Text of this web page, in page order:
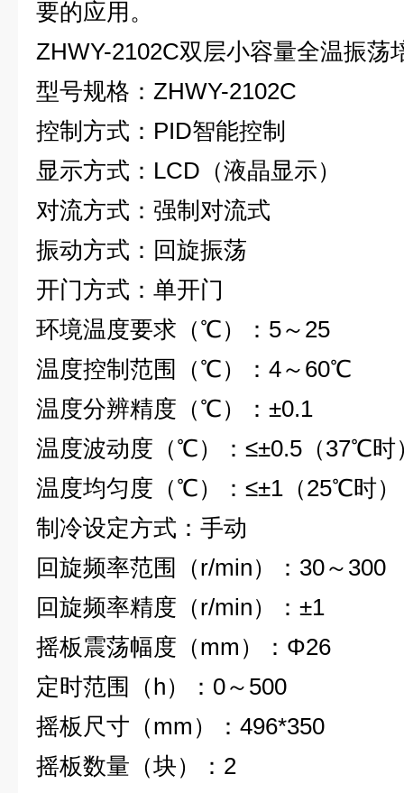
要的应用。
ZHWY-2102C双层小容量全温振荡
型号规格 ： ZHWY-2102C
控制方式 ： PID智能控制
显示方式 ： LCD （液晶显示）
对流方式 ： 强制对流式
振动方式 ： 回旋振荡
开门方式 ： 单开门
环境温度要求（℃）
： 5～ 25
温度控制范围（℃）
： 4～ 60℃
温度分辨精度（℃）
： ±0.1
温度波动度（℃）
： ≤±0.5（37℃时
温度均匀度（℃）
： ≤±1（25℃时）
制冷设定方式 ： 手动
回旋频率范围（r/min） ： 30～ 300
回旋频率精度（r/min）： ±1
摇板震荡幅度（mm ） ： Φ26
定时范围（h） ： 0～ 500
摇板尺寸（mm ） ： 496*350
摇板数量（块）
： 2